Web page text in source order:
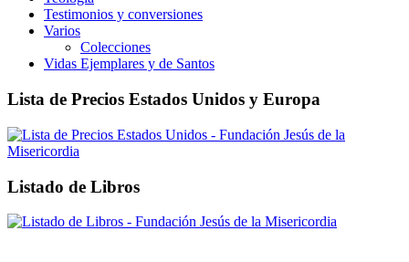
Testimonios y conversiones
Varios
Colecciones
Vidas Ejemplares y de Santos
Lista de Precios Estados Unidos y Europa
Listado de Libros